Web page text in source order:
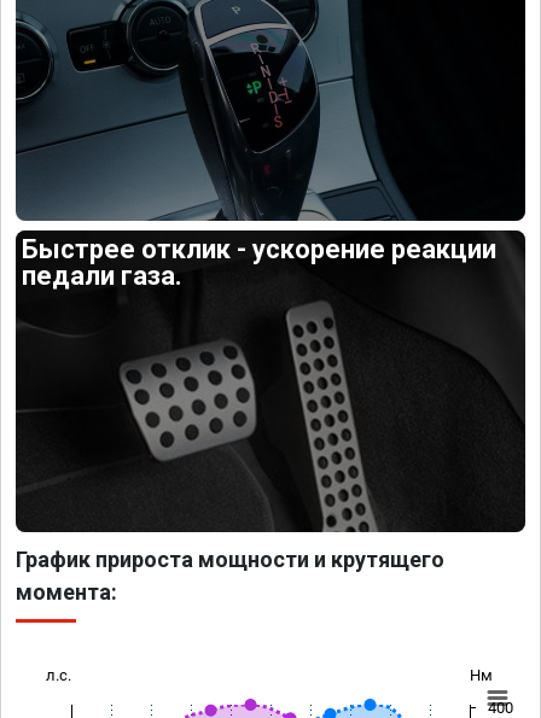
Быстрее отклик - ускорение реакции
педали газа.
График прироста мощности и крутящего
момента:
л.с. Нм
400